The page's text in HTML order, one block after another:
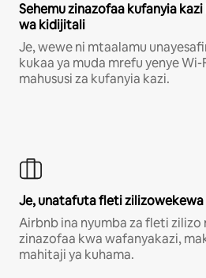
Sehemu zinazofaa kufanyia
wa kidijitali
Je, wewe ni mtaalamu
kukaa ya muda mrefu yenye Wi-
mahususi za kufanyia kazi.
Je, unatafuta fleti zilizowekewa
Airbnb ina nyumba za fleti zilizo
zinazofaa kwa wafanyakazi,
mahitaji ya kuhama.